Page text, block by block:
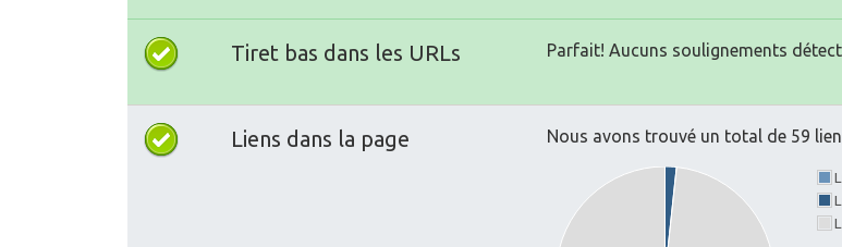
Tiret bas dans les URLs Parfait! Aucuns soulignements
Liens dans la page Nous avons trouvé un total de 59